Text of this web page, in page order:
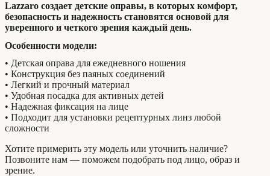
Lazzaro создает детские оправы, в которых комфорт,
безопасность и надежность становятся основой для
уверенного и четкого зрения каждый день.
Особенности модели:
• Детская оправа для ежедневного ношения
• Конструкция без паяных соединений
• Легкий и прочный материал
• Удобная посадка для активных детей
• Надежная фиксация на лице
• Подходит для установки рецептурных линз любой
сложности
Хотите примерить эту модель или уточнить наличие?
Позвоните нам — поможем подобрать под лицо, образ и
зрение.